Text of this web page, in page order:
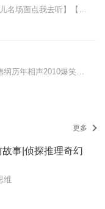
【‘学’字系列专辑：德云人整活儿名场面点我去听】【德云“怯”字系列专辑：是谁又在充胖子点我去听...
本专辑为喜马拉雅音频节目郭德纲历年相声2010爆笑上线！为您带来《日本梆子》《似曾相识的人》《玉堂春...
更多
事|侦探推理奇幻
维